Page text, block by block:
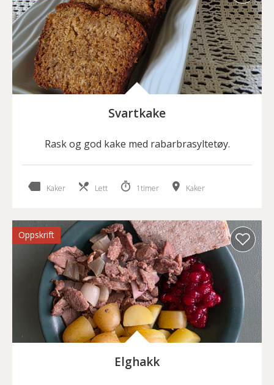
Svartkake
Rask og god kake med rabarbrasyltetøy.
Kaker Lett 1timer Kaker
Oppskrift
Elghakk